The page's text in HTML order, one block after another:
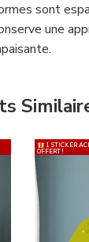
sont
une
1 STICKER
OFFERT !